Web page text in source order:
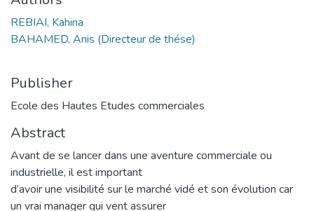
REBIAI, Kahina
BAHAMED, Anis (Directeur de thése)
Publisher
Ecole des Hautes Etudes commerciales
Abstract
Avant de se lancer dans une aventure commerciale ou
industrielle, il est important
d’avoir une visibilité sur le marché vidé et son évolution car
un vrai manager qui vent assurer